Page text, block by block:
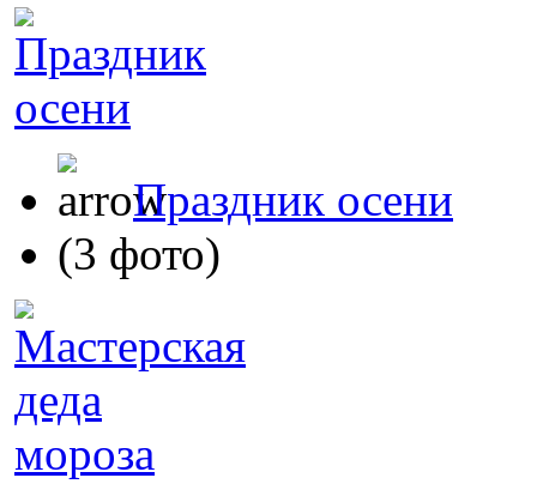
Праздник осени
(3 фото)